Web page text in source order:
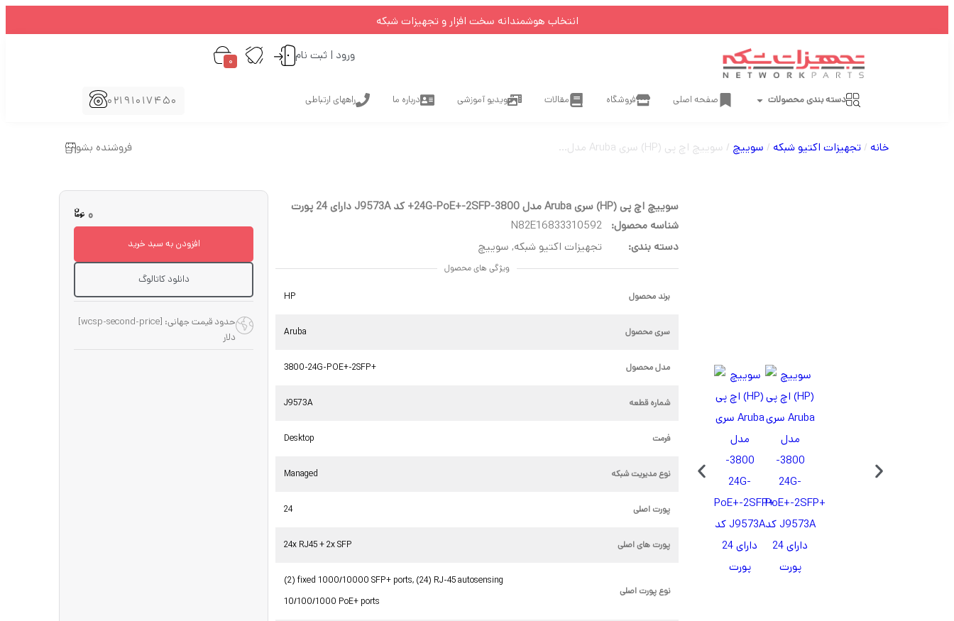
انتخاب هوشمندانه سخت افزار و تجهیزات شبکه
ورود | ثبت نام 0
دسته بندی محصولات صفحه اصلی فروشگاه مقالات ویدیو آموزشی درباره ما راههای ارتباطی 02191017450
خانه /تجهیزات اکتیو شبکه / سوییچ / سوییچ اچ پی (HP) سری Aruba مدل 3800-24G-PoE+-2SFP+ کد J9573A دارای 24 پورت فروشنده بشو
سوییچ اچ پی (HP) سری Aruba مدل 3800-24G-PoE+-2SFP+ کد J9573A دارای 24 پورت
شناسه محصول:
N82E16833310592
دسته بندی:
تجهیزات اکتیو شبکه, سوییچ
ویژگی های محصول
برند محصول HP
سری محصول Aruba
مدل محصول 3800-24G-POE+-2SFP+
شماره قطعه J9573A
فرمت Desktop
نوع مدیریت شبکه Managed
پورت اصلی 24
پورت های اصلی 24x RJ45 + 2x SFP
نوع پورت اصلی
(2) fixed 1000/10000 SFP+ ports, (24) RJ-45 autosensing
10/100/1000 PoE+ ports
0
افزودن به سبد خرید
دانلود کاتالوگ
حدود قیمت جهانی: [wcsp-second-price]
دلار